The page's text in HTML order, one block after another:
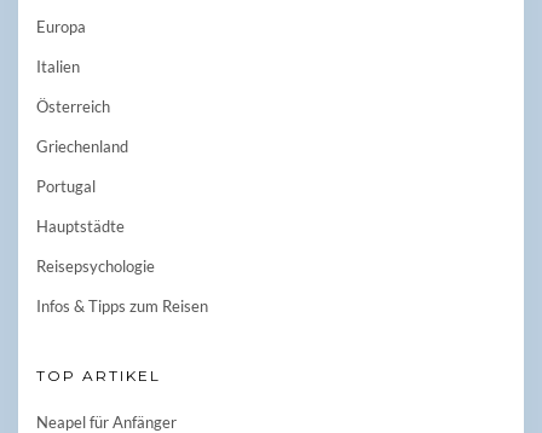
Europa
Italien
Österreich
Griechenland
Portugal
Hauptstädte
Reisepsychologie
Infos & Tipps zum Reisen
TOP ARTIKEL
Neapel für Anfänger